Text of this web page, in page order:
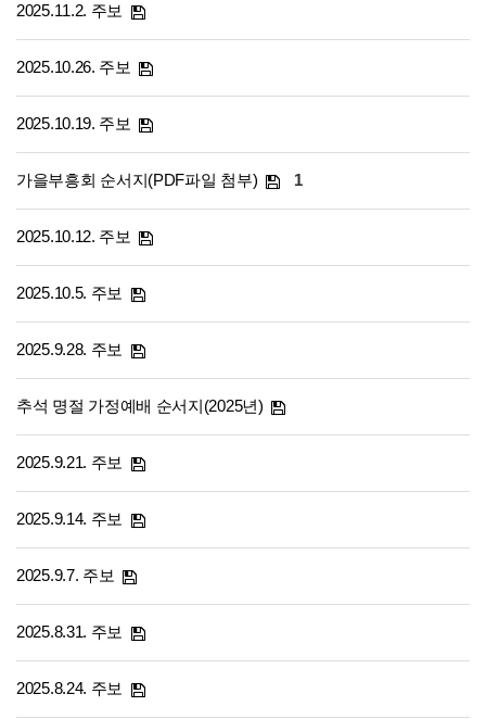
2025.11.2. 주보
2025.10.26. 주보
2025.10.19. 주보
가을부흥회 순서지(PDF파일 첨부) 1
2025.10.12. 주보
2025.10.5. 주보
2025.9.28. 주보
추석 명절 가정예배 순서지(2025년)
2025.9.21. 주보
2025.9.14. 주보
2025.9.7. 주보
2025.8.31. 주보
2025.8.24. 주보